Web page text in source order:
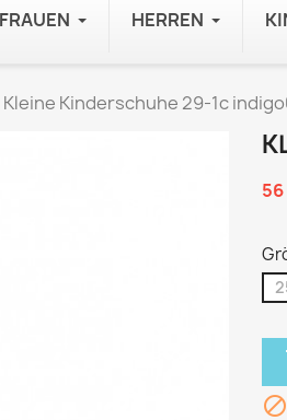
FRAUEN HERREN
Kleine Kinderschuhe 29-1c
